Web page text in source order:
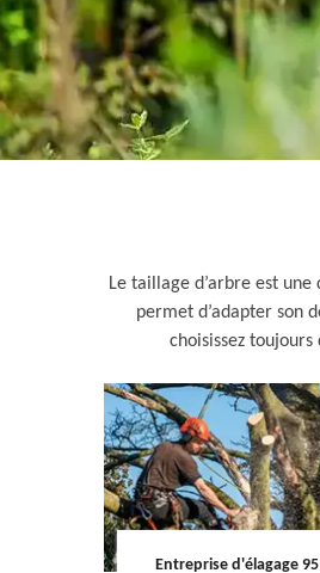
Le taillage d’arbre est
permet d’adapter son
choisissez
Entreprise d'élagage 95